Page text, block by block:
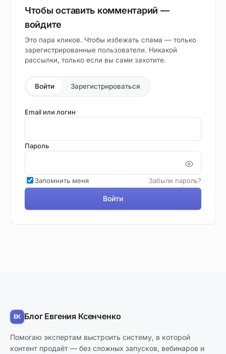
Чтобы оставить комментарий —
войдите
Это пара кликов. Чтобы избежать спама — только
зарегистрированные пользователи. Никакой
рассылки, только если вы сами захотите.
Войти Зарегистрироваться
Email или логин
Пароль
Запомнить меня Забыли пароль?
Войти
Блог Евгения Ксенченко
Помогаю экспертам выстроить систему, в которой
контент продаёт — без сложных запусков, вебинаров и